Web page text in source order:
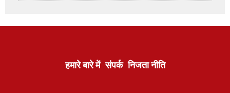
हमारे बारे में संपर्क निजता नीति